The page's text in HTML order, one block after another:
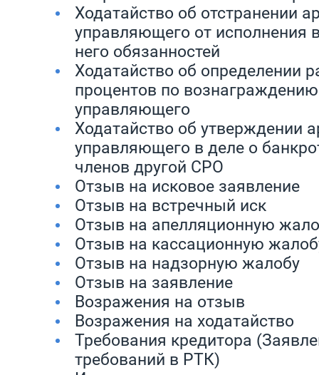
Ходатайство об отстранении
управляющего от исполнения
него обязанностей
Ходатайство об определении
процентов по
управляющего
Ходатайство об утверждении
управляющего в деле о
членов другой СРО
Отзыв на исковое заявление
Отзыв на встречный иск
Отзыв на апелляционную
Отзыв на кассационную
Отзыв на надзорную жалобу
Отзыв на заявление
Возражения на отзыв
Возражения на ходатайство
Требования кредитора
требований в РТК)